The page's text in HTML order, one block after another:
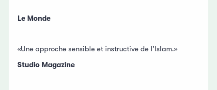
Le Monde
«Une approche sensible et instructive de l'Islam.»
Studio Magazine